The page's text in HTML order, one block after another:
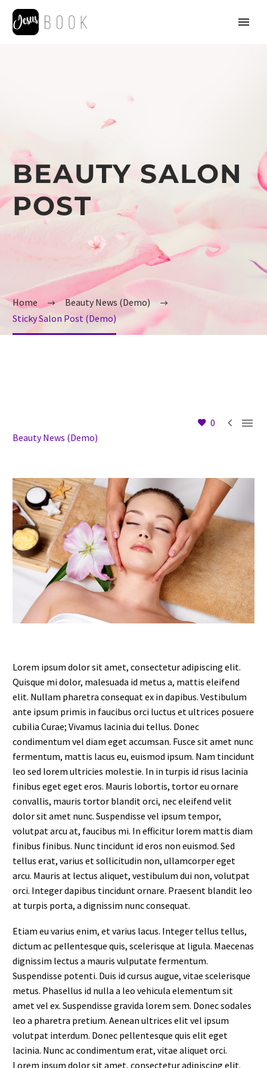
BEAUTY SALON
POST
Home
Beauty News (Demo)
Sticky Salon Post (Demo)
0  
Beauty News (Demo)
Lorem ipsum dolor sit amet, consectetur adipiscing elit.
Quisque mi dolor, malesuada id metus a, mattis eleifend
elit. Nullam pharetra consequat ex in dapibus. Vestibulum
ante ipsum primis in faucibus orci luctus et ultrices posuere
cubilia Curae; Vivamus lacinia dui tellus. Donec
condimentum vel diam eget accumsan. Fusce sit amet nunc
fermentum, mattis lacus eu, euismod ipsum. Nam tincidunt
leo sed lorem ultricies molestie. In in turpis id risus lacinia
finibus eget eget eros. Mauris lobortis, tortor eu ornare
convallis, mauris tortor blandit orci, nec eleifend velit
dolor sit amet nunc. Suspendisse vel ipsum tempor,
volutpat arcu at, faucibus mi. In efficitur lorem mattis diam
finibus finibus. Nunc tincidunt id eros non euismod. Sed
tellus erat, varius et sollicitudin non, ullamcorper eget
arcu. Mauris at lectus aliquet, vestibulum dui non, volutpat
orci. Integer dapibus tincidunt ornare. Praesent blandit leo
at turpis porta, a dignissim nunc consequat.
Etiam eu varius enim, et varius lacus. Integer tellus tellus,
dictum ac pellentesque quis, scelerisque at ligula. Maecenas
dignissim lectus a mauris vulputate fermentum.
Suspendisse potenti. Duis id cursus augue, vitae scelerisque
metus. Phasellus id nulla a leo vehicula elementum sit
amet vel ex. Suspendisse gravida lorem sem. Donec sodales
leo a pharetra pretium. Aenean ultrices elit vel ipsum
volutpat interdum. Donec pellentesque quis elit eget
lacinia. Nunc ac condimentum erat, vitae aliquet orci.
Lorem ipsum dolor sit amet, consectetur adipiscing elit.